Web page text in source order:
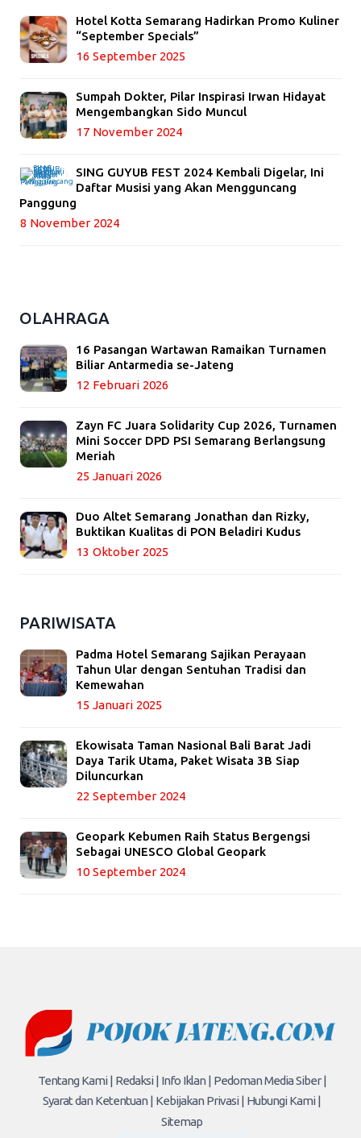
Hotel Kotta Semarang Hadirkan Promo Kuliner
“September Specials”
16 September 2025
Sumpah Dokter, Pilar Inspirasi Irwan Hidayat
Mengembangkan Sido Muncul
17 November 2024
SING GUYUB FEST 2024 Kembali Digelar, Ini
Daftar Musisi yang Akan Mengguncang
Panggung
8 November 2024
OLAHRAGA
16 Pasangan Wartawan Ramaikan Turnamen
Biliar Antarmedia se-Jateng
12 Februari 2026
Zayn FC Juara Solidarity Cup 2026, Turnamen
Mini Soccer DPD PSI Semarang Berlangsung
Meriah
25 Januari 2026
Duo Altet Semarang Jonathan dan Rizky,
Buktikan Kualitas di PON Beladiri Kudus
13 Oktober 2025
PARIWISATA
Padma Hotel Semarang Sajikan Perayaan
Tahun Ular dengan Sentuhan Tradisi dan
Kemewahan
15 Januari 2025
Ekowisata Taman Nasional Bali Barat Jadi
Daya Tarik Utama, Paket Wisata 3B Siap
Diluncurkan
22 September 2024
Geopark Kebumen Raih Status Bergengsi
Sebagai UNESCO Global Geopark
10 September 2024
Tentang Kami | Redaksi | Info Iklan | Pedoman Media Siber |
Syarat dan Ketentuan | Kebijakan Privasi | Hubungi Kami |
Sitemap